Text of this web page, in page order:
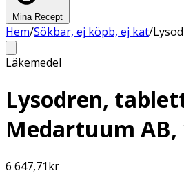
Mina Recept
Hem/Sökbar, ej köpb, ej kat/
Läkemedel
Lysodren,
Medartuum AB,
6 647,71kr